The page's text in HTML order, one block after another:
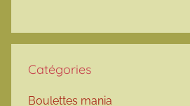
Catégories
Boulettes mania